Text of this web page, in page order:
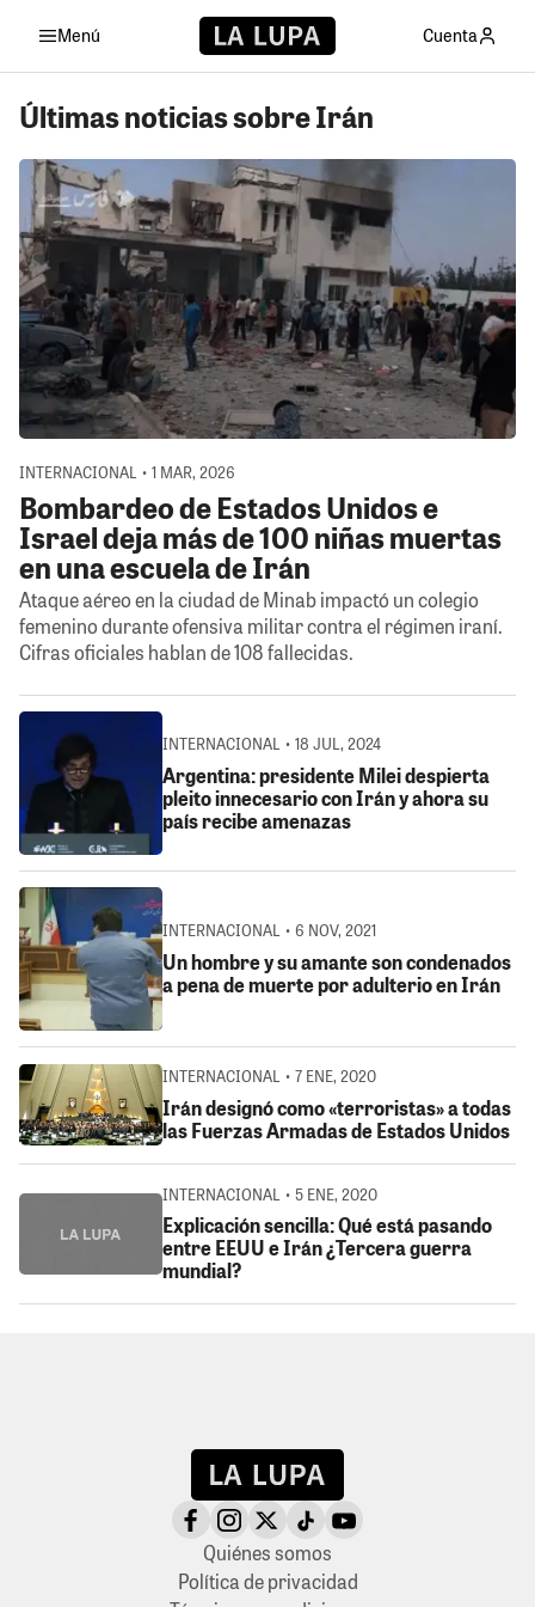
Menú Cuenta
Últimas noticias sobre Irán
INTERNACIONAL • 1 MAR, 2026
Bombardeo de Estados Unidos e
Israel deja más de 100 niñas muertas
en una escuela de Irán
Ataque aéreo en la ciudad de Minab impactó un colegio
femenino durante ofensiva militar contra el régimen iraní.
Cifras oficiales hablan de 108 fallecidas.
INTERNACIONAL • 18 JUL, 2024
Argentina: presidente Milei despierta
pleito innecesario con Irán y ahora su
país recibe amenazas
INTERNACIONAL • 6 NOV, 2021
Un hombre y su amante son condenados
a pena de muerte por adulterio en Irán
INTERNACIONAL • 7 ENE, 2020
Irán designó como «terroristas» a todas
las Fuerzas Armadas de Estados Unidos
INTERNACIONAL • 5 ENE, 2020
Explicación sencilla: Qué está pasando
entre EEUU e Irán ¿Tercera guerra
mundial?
Quiénes somos
Política de privacidad